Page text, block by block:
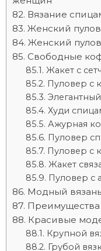
Вязание
Женский
Женский
Свободные
Жакет с
Пуловер с
Худи
Ажурная
Пуловер
Пуловер с
Жакет
Пуловер с
Модный
Преимущества
Красивые
Крупной
Грубой